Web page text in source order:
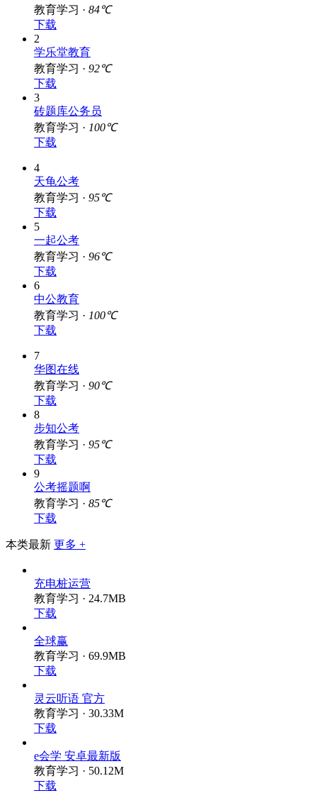
教育学习 · 84℃
下载
2
学乐堂教育
教育学习 · 92℃
下载
3
砖题库公务员
教育学习 · 100℃
下载
4
天龟公考
教育学习 · 95℃
下载
5
一起公考
教育学习 · 96℃
下载
6
中公教育
教育学习 · 100℃
下载
7
华图在线
教育学习 · 90℃
下载
8
步知公考
教育学习 · 95℃
下载
9
公考摇题啊
教育学习 · 85℃
下载
本类最新 更多 +
充电桩运营
教育学习 · 24.7MB
下载
全球赢
教育学习 · 69.9MB
下载
灵云听语 官方
教育学习 · 30.33M
下载
e会学 安卓最新版
教育学习 · 50.12M
下载